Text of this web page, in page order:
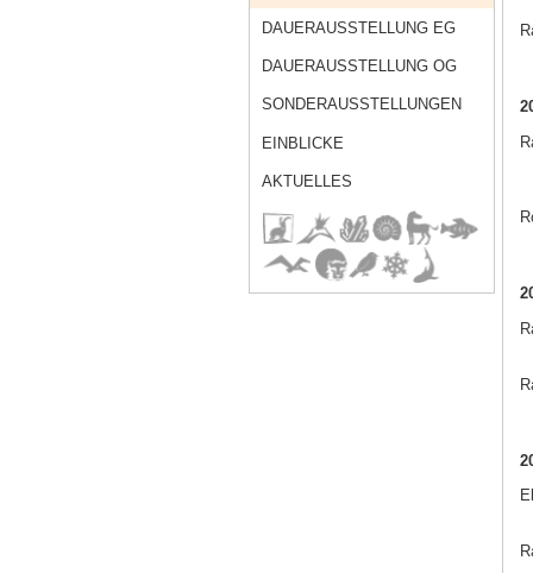
DAUERAUSSTELLUNG EG
DAUERAUSSTELLUNG OG
SONDERAUSSTELLUNGEN
EINBLICKE
AKTUELLES